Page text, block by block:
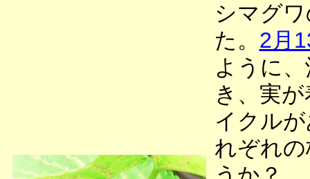
シマグ
た。 2月
ように
き、実
イクル
れぞれ